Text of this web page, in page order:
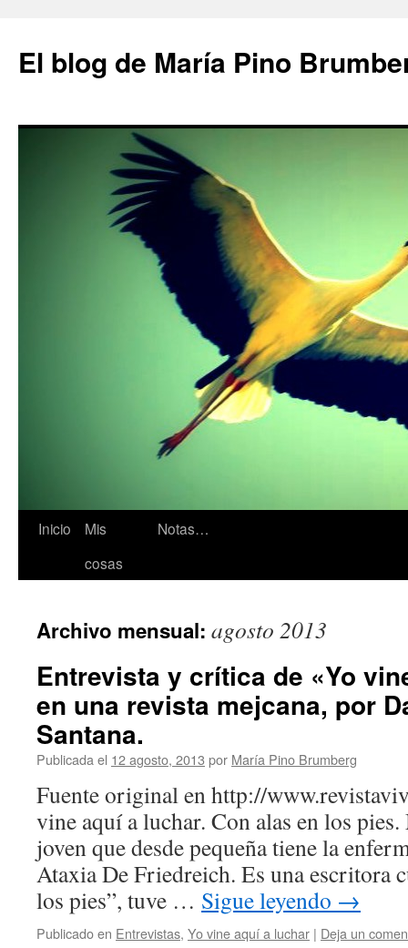
contenido
El blog de María Pino
Inicio
Mis
cosas
Notas…
Archivo mensual: agosto 2013
Entrevista y crítica de «Yo
en una revista mejcana, por
Santana.
Publicada el 12 agosto, 2013 por María Pino Brumberg
Fuente original en http://
vine aquí a luchar. Con alas en los
joven que desde pequeña tiene la
Ataxia De Friedreich. Es una escritora
los pies”, tuve … Sigue leyendo →
Publicado en Entrevistas, Yo vine aquí a luchar | Deja un